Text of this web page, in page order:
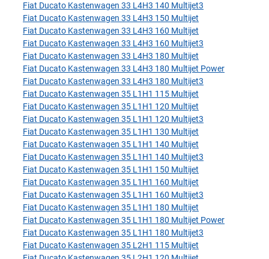
Fiat Ducato Kastenwagen 33 L4H3 140 Multijet3
Fiat Ducato Kastenwagen 33 L4H3 150 Multijet
Fiat Ducato Kastenwagen 33 L4H3 160 Multijet
Fiat Ducato Kastenwagen 33 L4H3 160 Multijet3
Fiat Ducato Kastenwagen 33 L4H3 180 Multijet
Fiat Ducato Kastenwagen 33 L4H3 180 Multijet Power
Fiat Ducato Kastenwagen 33 L4H3 180 Multijet3
Fiat Ducato Kastenwagen 35 L1H1 115 Multijet
Fiat Ducato Kastenwagen 35 L1H1 120 Multijet
Fiat Ducato Kastenwagen 35 L1H1 120 Multijet3
Fiat Ducato Kastenwagen 35 L1H1 130 Multijet
Fiat Ducato Kastenwagen 35 L1H1 140 Multijet
Fiat Ducato Kastenwagen 35 L1H1 140 Multijet3
Fiat Ducato Kastenwagen 35 L1H1 150 Multijet
Fiat Ducato Kastenwagen 35 L1H1 160 Multijet
Fiat Ducato Kastenwagen 35 L1H1 160 Multijet3
Fiat Ducato Kastenwagen 35 L1H1 180 Multijet
Fiat Ducato Kastenwagen 35 L1H1 180 Multijet Power
Fiat Ducato Kastenwagen 35 L1H1 180 Multijet3
Fiat Ducato Kastenwagen 35 L2H1 115 Multijet